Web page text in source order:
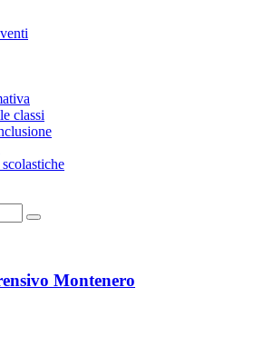
classi
Montenero